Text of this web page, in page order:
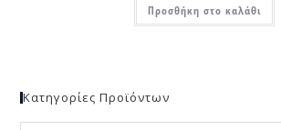
Προσθήκη στο καλάθι
Κατηγορίες Προϊόντων